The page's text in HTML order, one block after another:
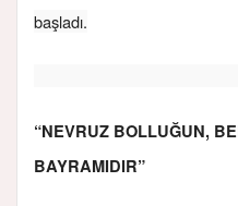
başladı.
“NEVRUZ BOLLUĞUN,
BAYRAMIDIR”